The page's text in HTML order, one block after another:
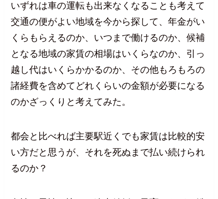
いずれは車の運転も出来なくなることも考えて
交通の便がよい地域を今から探して、年金がい
くらもらえるのか、いつまで働けるのか、候補
となる地域の家賃の相場はいくらなのか、引っ
越し代はいくらかかるのか、その他もろもろの
諸経費を含めてどれくらいの金額が必要になる
のかざっくりと考えてみた。
都会と比べれば主要駅近くでも家賃は比較的安
い方だと思うが、それを死ぬまで払い続けられ
るのか？